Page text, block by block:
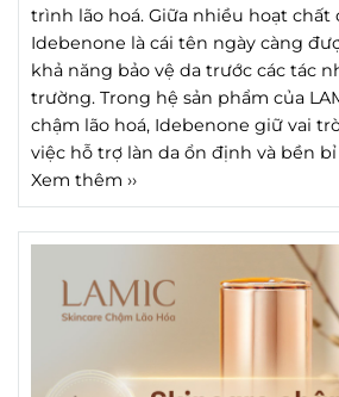
trình lão hoá. Giữa nhiều hoạt chất
Idebenone là cái tên ngày càng
khả năng bảo vệ da trước các tác
trường. Trong hệ sản phẩm của
chậm lão hoá, Idebenone giữ vai
việc hỗ trợ làn da ổn định và bền
Xem thêm ››